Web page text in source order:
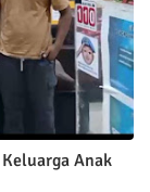
Anak